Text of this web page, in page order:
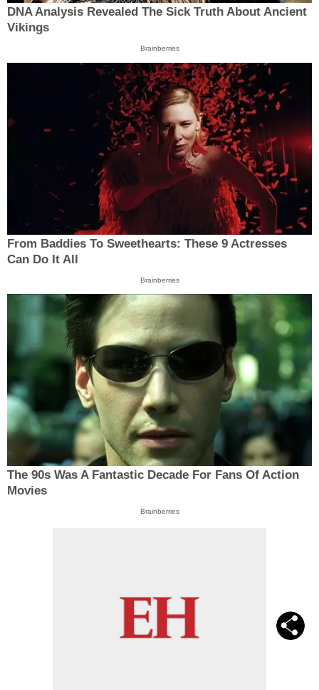
DNA Analysis Revealed The Sick Truth About Ancient
Vikings
Brainberries
From Baddies To Sweethearts: These 9 Actresses
Can Do It All
Brainberries
The 90s Was A Fantastic Decade For Fans Of Action
Movies
Brainberries